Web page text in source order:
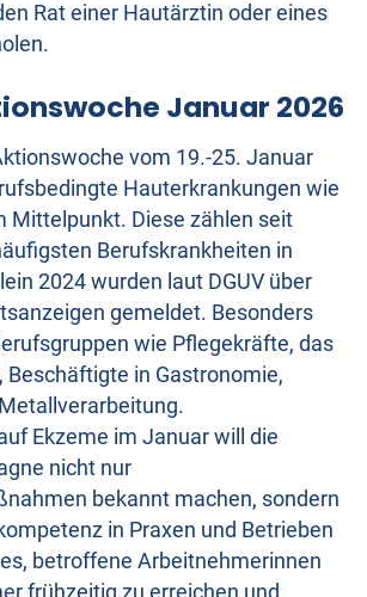
Rat einer Hautärztin oder eines
Januar 2026
vom 19.-25. Januar
Hauterkrankungen wie
Mittelpunkt. Diese zählen seit
Berufskrankheiten in
2024 wurden laut DGUV über
gemeldet. Besonders
wie Pflegekräfte, das
Beschäftigte in Gastronomie,
Ekzeme im Januar will die
nicht nur
bekannt machen, sondern
in Praxen und Betrieben
betroffene Arbeitnehmerinnen